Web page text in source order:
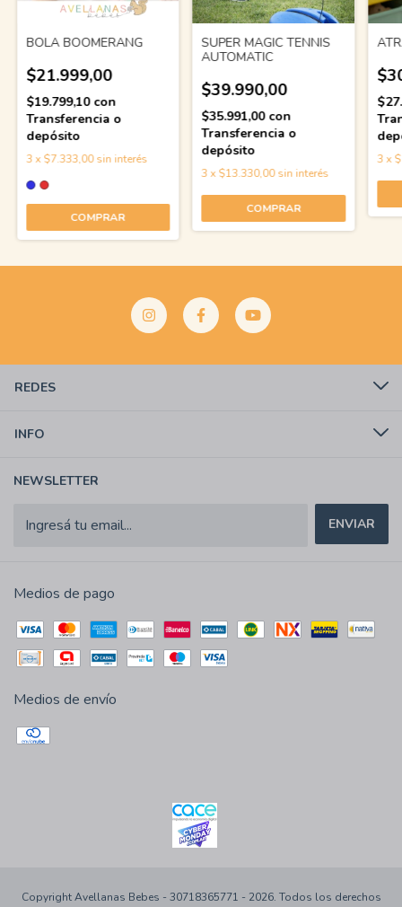
BOLA BOOMERANG
$21.999,00
$19.799,10 con
Transferencia o
depósito
3x$7.333,00 sin interés
COMPRAR
SUPER MAGIC TENNIS
AUTOMATIC
$39.990,00
$35.991,00 con
Transferencia o
depósito
3 x$13.330,00 sin interés
3x
REDES
INFO
NEWSLETTER
Medios de pago
Medios de envío
Copyright Avellanas Bebes - 30718365771 - 2026. Todos los derechos